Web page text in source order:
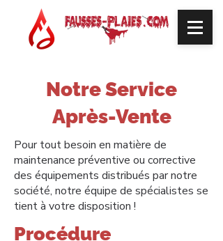
Notre Service
Après-Vente
Pour tout besoin en matière de
maintenance préventive ou corrective
des équipements distribués par notre
société, notre équipe de spécialistes se
tient à votre disposition !
Procédure